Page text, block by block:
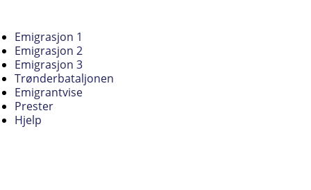
Emigrasjon 1
Emigrasjon 2
Emigrasjon 3
Trønderbataljonen
Emigrantvise
Prester
Hjelp